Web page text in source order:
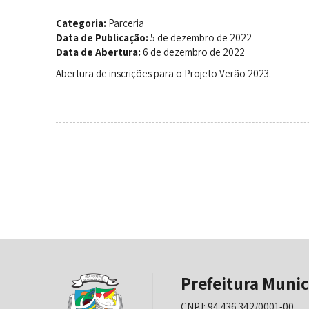
Categoria: Parceria
Data de Publicação: 5 de dezembro de 2022
Data de Abertura: 6 de dezembro de 2022
Abertura de inscrições para o Projeto Verão 2023.
Prefeitura